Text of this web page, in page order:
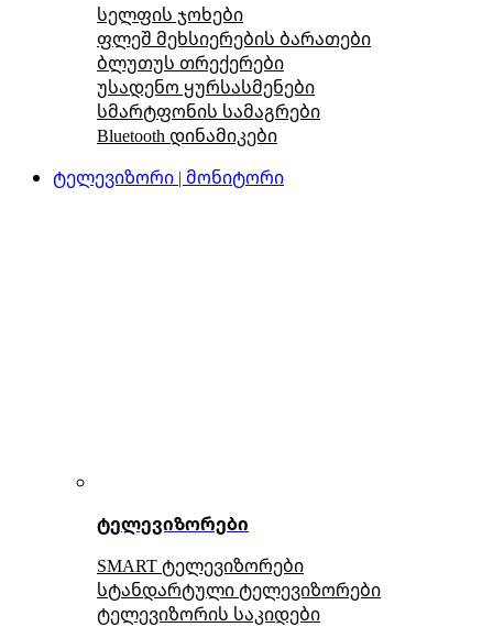
სელფის ჯოხები
ფლეშ მეხსიერების ბარათები
ბლუთუს თრექერები
უსადენო ყურსასმენები
სმარტფონის სამაგრები
Bluetooth დინამიკები
ტელევიზორი | მონიტორი
ტელევიზორები
SMART ტელევიზორები
სტანდარტული ტელევიზორები
ტელევიზორის საკიდები